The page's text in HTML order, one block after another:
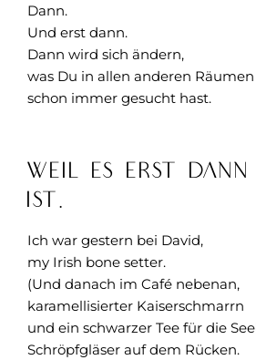
Dann.
Und erst dann.
Dann wird sich ändern,
was Du in allen anderen Räumen
schon immer gesucht hast.
Weil es erst
ist.
Ich war gestern bei David,
my Irish bone setter.
(Und danach im Café nebenan,
karamellisierter Kaiserschmarrn
und ein schwarzer Tee für die
Schröpfgläser auf dem Rücken.